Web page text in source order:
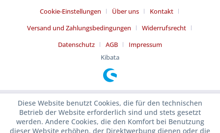
Cookie-Einstellungen Über uns
Kontakt
Versand und Zahlungsbedingungen
Widerrufsrecht
Datenschutz
AGB
Impressum
Kibata
Diese Website benutzt Cookies, die für den technischen
Betrieb der Website erforderlich sind und stets gesetzt
werden. Andere Cookies, die den Komfort bei Benutzung
dieser Website erhöhen, der Direktwerbung dienen oder die